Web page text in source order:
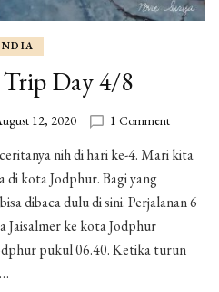
Day 4/8
12, 2020 1 Commenton
Trip
4/8
nih di hari ke-4. Mari kita
kota Jodphur. Bagi yang
dibaca dulu di sini. Perjalanan 6
Jaisalmer ke kota Jodphur
pukul 06.40. Ketika turun